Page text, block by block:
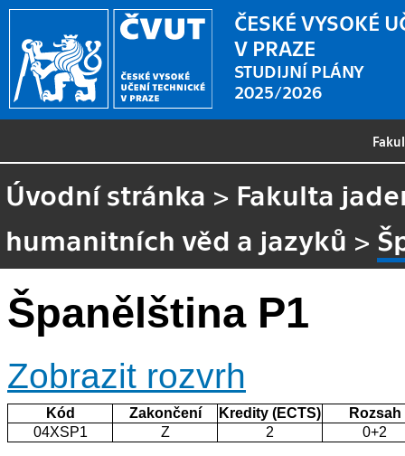
ČESKÉ VYSOKÉ
V PRAZE
STUDIJNÍ PLÁNY
2025/2026
Úvodní stránka > Fakulta
humanitních věd a jazyků >
Španělština P1
Zobrazit rozvrh
Kód Zakončení Kredity (ECTS)
Rozsah
04XSP1
Z 2 0+2